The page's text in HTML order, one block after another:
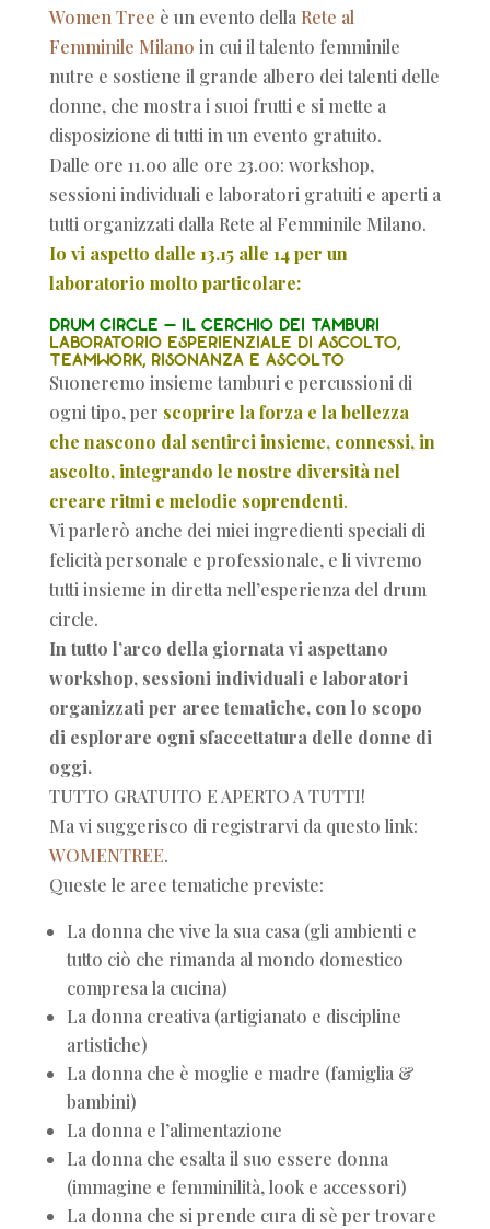
Women Tree è un evento della Rete al
Femminile Milano in cui il talento femminile
nutre e sostiene il grande albero dei talenti delle
donne, che mostra i suoi frutti e si mette a
disposizione di tutti in un evento gratuito.
Dalle ore 11.00 alle ore 23.00: workshop,
sessioni individuali e laboratori gratuiti e aperti a
tutti organizzati dalla Rete al Femminile Milano.
Io vi aspetto dalle 13.15 alle 14 per un
laboratorio molto particolare:
DRUM CIRCLE – Il cerchio dei tamburi
Laboratorio esperienziale di ascolto,
teamwork, risonanza e ascolto
Suoneremo insieme tamburi e percussioni di
ogni tipo, per scoprire la forza e la bellezza
che nascono dal sentirci insieme, connessi, in
ascolto, integrando le nostre diversità nel
creare ritmi e melodie soprendenti.
Vi parlerò anche dei miei ingredienti speciali di
felicità personale e professionale, e li vivremo
tutti insieme in diretta nell’esperienza del drum
circle.
In tutto l’arco della giornata vi aspettano
workshop, sessioni individuali e laboratori
organizzati per aree tematiche, con lo scopo
di esplorare ogni sfaccettatura delle donne di
oggi.
TUTTO GRATUITO E APERTO A TUTTI!
Ma vi suggerisco di registrarvi da questo link:
WOMENTREE.
Queste le aree tematiche previste:
La donna che vive la sua casa (gli ambienti e
tutto ciò che rimanda al mondo domestico
compresa la cucina)
La donna creativa (artigianato e discipline
artistiche)
La donna che è moglie e madre (famiglia &
bambini)
La donna e l’alimentazione
La donna che esalta il suo essere donna
(immagine e femminilità, look e accessori)
La donna che si prende cura di sè per trovare